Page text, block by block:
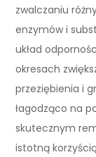
zwalczaniu
enzymów i
układ
okresach
przeziębienia i
łagodząco na
skutecznym
istotną